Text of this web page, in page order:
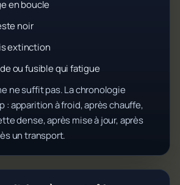
en boucle
noir
extinction
ou fusible qui fatigue
ne suffit pas. La chronologie
: apparition à froid, après chauffe,
dense, après mise à jour, après
un transport.